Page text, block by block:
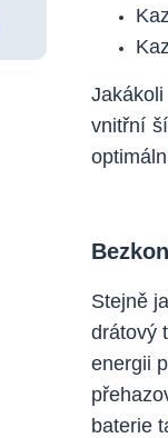
vnitřní
Stejně
drátový
energii
baterie